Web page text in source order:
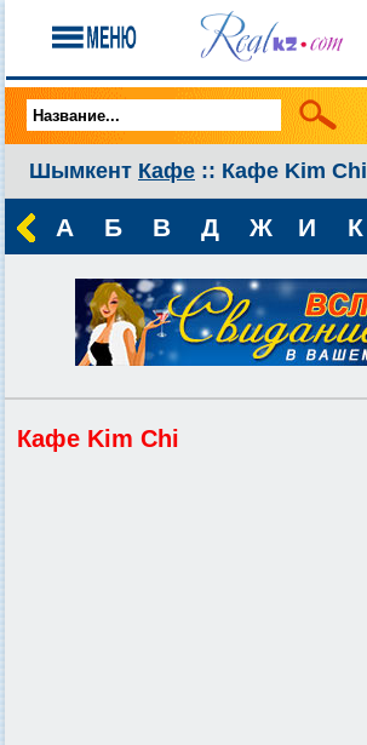
Шымкент Кафе :: Кафе Kim Chi
А Б В Д Ж И К
Кафе Kim Chi